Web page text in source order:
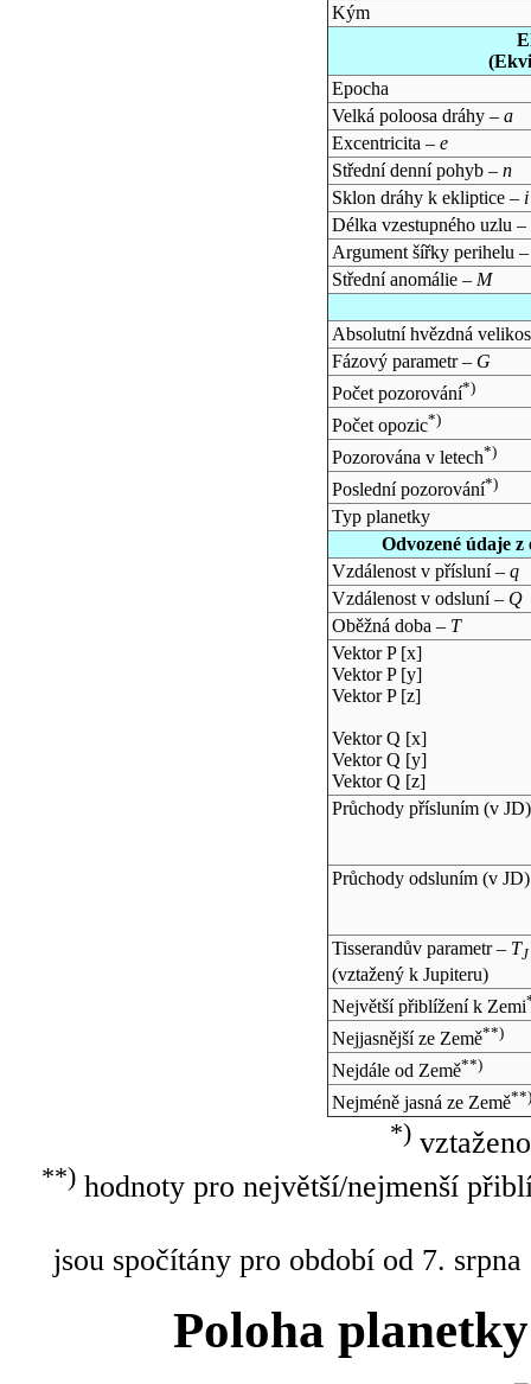
Kým
Epocha
Velká poloosa dráhy – a
Excentricita – e
Střední denní pohyb – n
Sklon dráhy k ekliptice – i
Délka vzestupného uzlu –
Argument šířky perihelu
Střední anomálie – M
Absolutní hvězdná
Fázový parametr – G
Počet pozorování*)
Počet opozic*)
Pozorována v letech*)
Poslední pozorování*)
Typ planetky
Odvozené údaje
Vzdálenost v přísluní – q
Vzdálenost v odsluní – Q
Oběžná doba – T
Vektor P [x]
Vektor P [y]
Vektor P [z]
Vektor Q [x]
Vektor Q [y]
Vektor Q [z]
Průchody přísluním (v JD)
Průchody odsluním (v JD)
Tisserandův parametr – TJ
(vztažený k Jupiteru)
Největší přiblížení k Zemi
Nejjasnější ze Země**)
Nejdále od Země**)
Nejméně jasná ze Země**)
*)
**)hodnoty pro největší/nejmenší
jsou spočítány pro období od 7.
Poloha